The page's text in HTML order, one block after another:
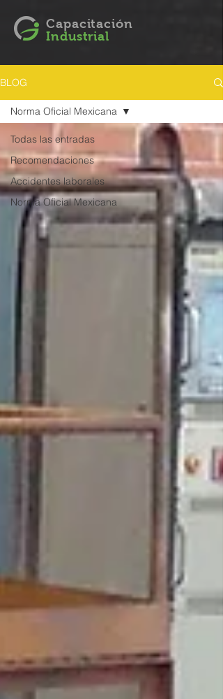
Capacitación
Industrial
BLOG
Todas las entradas
Recomendaciones
Accidentes laborales
Norma Oficial Mexicana
Norma Oficial Mexicana